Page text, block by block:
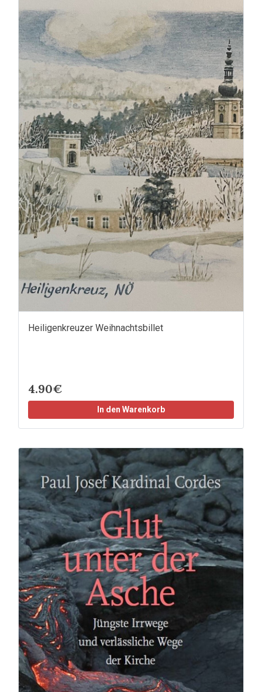
Heiligenkreuzer Weihnachtsbillet
4.90€
In den Warenkorb